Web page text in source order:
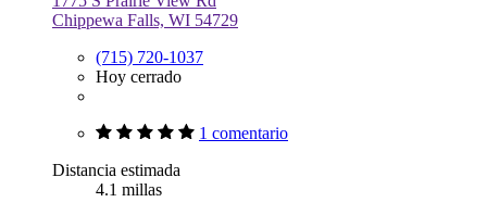
Chippewa Falls, WI 54729
(715) 720-1037
Hoy cerrado
1 comentario
Distancia estimada
4.1 millas